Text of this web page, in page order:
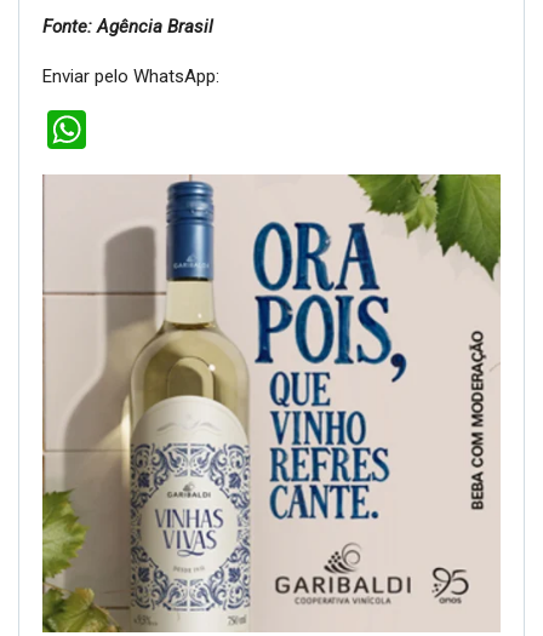
Fonte: Agência Brasil
Enviar pelo WhatsApp: